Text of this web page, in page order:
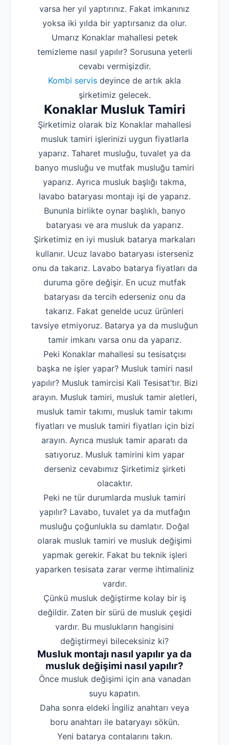
varsa her yıl yaptırınız. Fakat imkanınız
yoksa iki yılda bir yaptırsanız da olur.
Umarız Konaklar mahallesi petek
temizleme nasıl yapılır? Sorusuna yeterli
cevabı vermişizdir.
Kombi servis deyince de artık akla
şirketimiz gelecek.
Konaklar Musluk Tamiri
Şirketimiz olarak biz Konaklar mahallesi
musluk tamiri işlerinizi uygun fiyatlarla
yaparız. Taharet musluğu, tuvalet ya da
banyo musluğu ve mutfak musluğu tamiri
yaparız. Ayrıca musluk başlığı takma,
lavabo bataryası montajı işi de yaparız.
Bununla birlikte oynar başlıklı, banyo
bataryası ve ara musluk da yaparız.
Şirketimiz en iyi musluk batarya markaları
kullanır. Ucuz lavabo bataryası isterseniz
onu da takarız. Lavabo batarya fiyatları da
duruma göre değişir. En ucuz mutfak
bataryası da tercih ederseniz onu da
takarız. Fakat genelde ucuz ürünleri
tavsiye etmiyoruz. Batarya ya da musluğun
tamir imkanı varsa onu da yaparız.
Peki Konaklar mahallesi su tesisatçısı
başka ne işler yapar? Musluk tamiri nasıl
yapılır? Musluk tamircisi Kali Tesisat’tır. Bizi
arayın. Musluk tamiri, musluk tamir aletleri,
musluk tamir takımı, musluk tamir takımı
fiyatları ve musluk tamiri fiyatları için bizi
arayın. Ayrıca musluk tamir aparatı da
satıyoruz. Musluk tamirini kim yapar
derseniz cevabımız Şirketimiz şirketi
olacaktır.
Peki ne tür durumlarda musluk tamiri
yapılır? Lavabo, tuvalet ya da mutfağın
musluğu çoğunlukla su damlatır. Doğal
olarak musluk tamiri ve musluk değişimi
yapmak gerekir. Fakat bu teknik işleri
yaparken tesisata zarar verme ihtimaliniz
vardır.
Çünkü musluk değiştirme kolay bir iş
değildir. Zaten bir sürü de musluk çeşidi
vardır. Bu muslukların hangisini
değiştirmeyi bileceksiniz ki?
Musluk montajı nasıl yapılır ya da
musluk değişimi nasıl yapılır?
‌Önce musluk değişimi için ana vanadan
suyu kapatın.
‌Daha sonra eldeki İngiliz anahtarı veya
boru anahtarı ile bataryayı sökün.
‌Yeni batarya contalarını takın.